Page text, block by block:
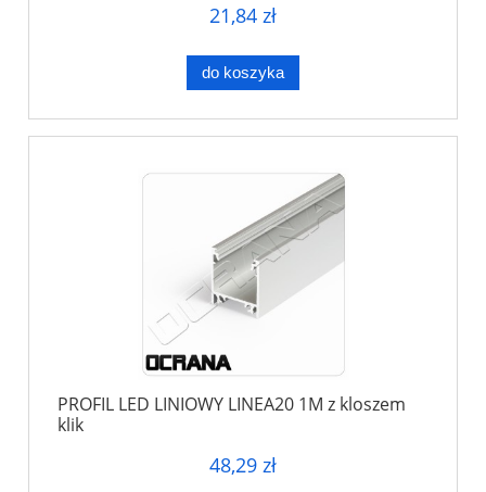
21,84 zł
do koszyka
PROFIL LED LINIOWY LINEA20 1M z kloszem
klik
48,29 zł